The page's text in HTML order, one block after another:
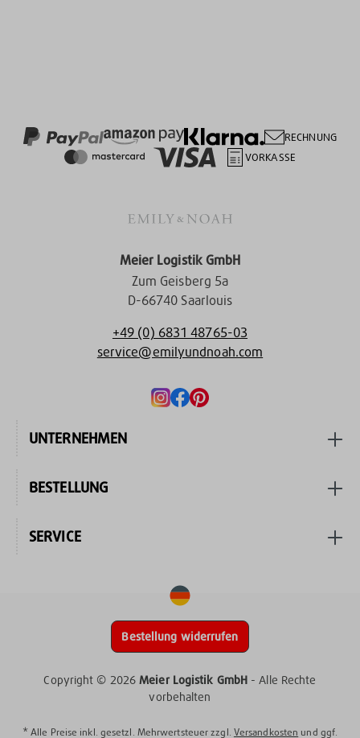
RECHNUNG
VORKASSE
Meier Logistik GmbH
Zum Geisberg 5a
D-66740 Saarlouis
+49 (0) 6831 48765-03
service@emilyundnoah.com
UNTERNEHMEN
BESTELLUNG
SERVICE
Bestellung widerrufen
Copyright © 2026Meier Logistik GmbH - Alle Rechte
vorbehalten
* Alle Preise inkl. gesetzl. Mehrwertsteuer zzgl. Versandkosten und ggf.